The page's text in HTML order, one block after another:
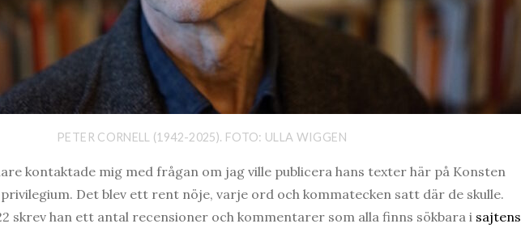
PETER CORNELL (1942-2025). FOTO: ULLA WIGGEN
kontaktade mig med frågan om jag ville publicera hans texter här på Konsten
Det blev ett rent nöje, varje ord och kommatecken satt där de skulle.
skrev han ett antal recensioner och kommentarer som alla finns sökbara i sajtens